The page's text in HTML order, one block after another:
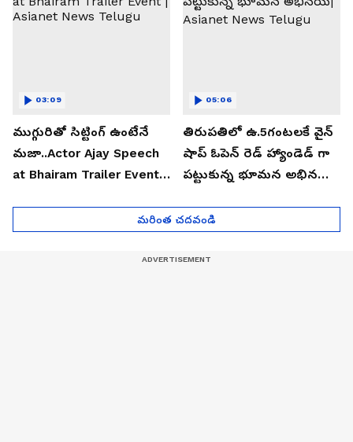
ముగ్గురితో సిట్టింగ్ ఉంటేనే
మజా..Actor Ajay Speech
at Bhairam Trailer Event |
03:09
తిరుపతిలో ఉ.5గంటలకే వైన్
షాప్ ఓపెన్ రెడ్ హ్యాండెడ్ గా
పట్టుకున్న భూమన అభినయ్|
05:06
మరింత చదవండి